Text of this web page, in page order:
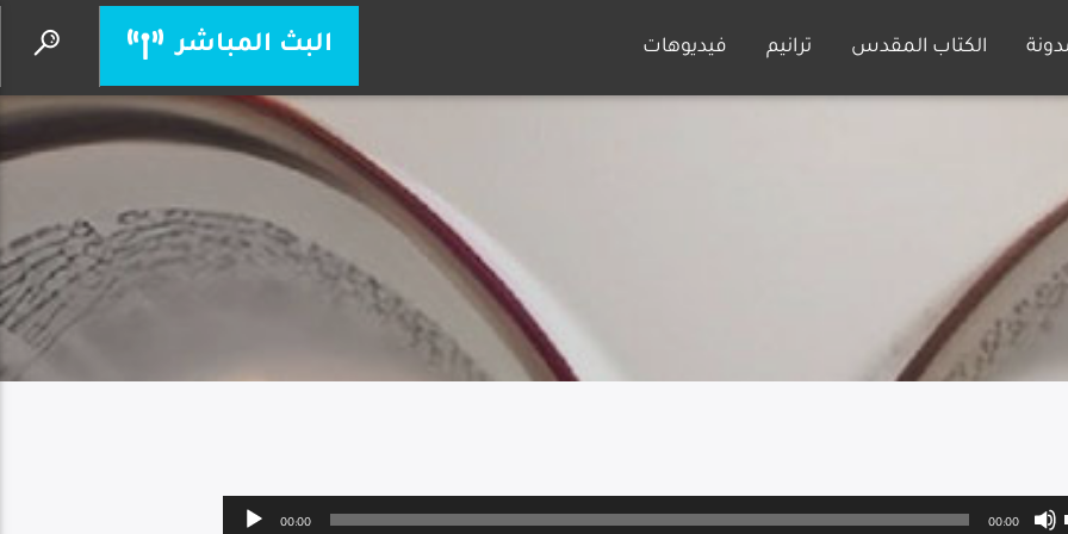
فيديوهات ترانيم الكتاب المقدس البث المباشر
يسوع أنت إلهي
Audio
00:00 00:00